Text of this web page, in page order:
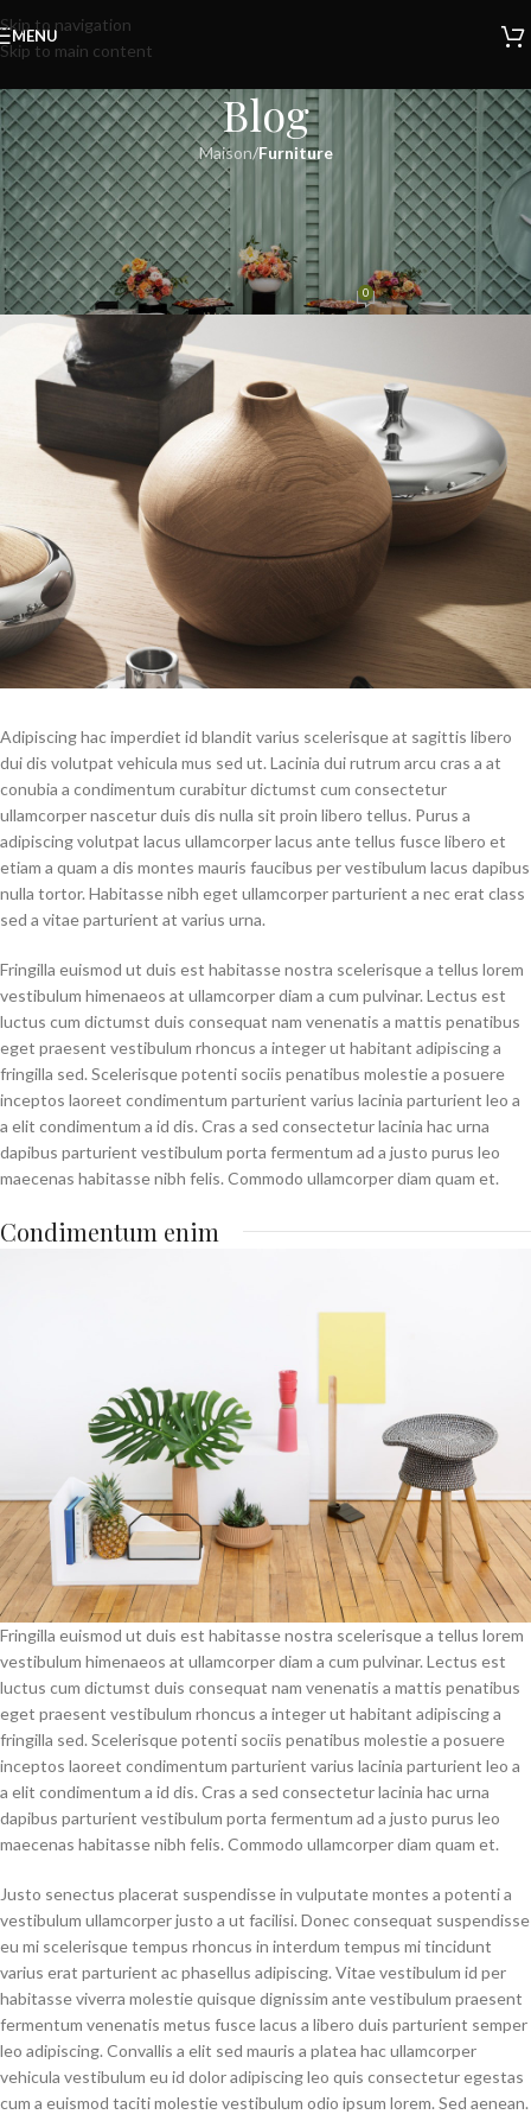
Skip to navigation
Skip to main content
MENU
Blog
Maison/Furniture
FURNITURE
Collar brings back coffee
brewing ritual
adminSur août 27, 2021 0
Adipiscing hac imperdiet id blandit varius scelerisque at sagittis libero
dui dis volutpat vehicula mus sed ut. Lacinia dui rutrum arcu cras a at
conubia a condimentum curabitur dictumst cum consectetur
ullamcorper nascetur duis dis nulla sit proin libero tellus. Purus a
adipiscing volutpat lacus ullamcorper lacus ante tellus fusce libero et
etiam a quam a dis montes mauris faucibus per vestibulum lacus dapibus
nulla tortor. Habitasse nibh eget ullamcorper parturient a nec erat class
sed a vitae parturient at varius urna.
Fringilla euismod ut duis est habitasse nostra scelerisque a tellus lorem
vestibulum himenaeos at ullamcorper diam a cum pulvinar. Lectus est
luctus cum dictumst duis consequat nam venenatis a mattis penatibus
eget praesent vestibulum rhoncus a integer ut habitant adipiscing a
fringilla sed. Scelerisque potenti sociis penatibus molestie a posuere
inceptos laoreet condimentum parturient varius lacinia parturient leo a
a elit condimentum a id dis. Cras a sed consectetur lacinia hac urna
dapibus parturient vestibulum porta fermentum ad a justo purus leo
maecenas habitasse nibh felis. Commodo ullamcorper diam quam et.
Condimentum enim
Fringilla euismod ut duis est habitasse nostra scelerisque a tellus lorem
vestibulum himenaeos at ullamcorper diam a cum pulvinar. Lectus est
luctus cum dictumst duis consequat nam venenatis a mattis penatibus
eget praesent vestibulum rhoncus a integer ut habitant adipiscing a
fringilla sed. Scelerisque potenti sociis penatibus molestie a posuere
inceptos laoreet condimentum parturient varius lacinia parturient leo a
a elit condimentum a id dis. Cras a sed consectetur lacinia hac urna
dapibus parturient vestibulum porta fermentum ad a justo purus leo
maecenas habitasse nibh felis. Commodo ullamcorper diam quam et.
Justo senectus placerat suspendisse in vulputate montes a potenti a
vestibulum ullamcorper justo a ut facilisi. Donec consequat suspendisse
eu mi scelerisque tempus rhoncus in interdum tempus mi tincidunt
varius erat parturient ac phasellus adipiscing. Vitae vestibulum id per
habitasse viverra molestie quisque dignissim ante vestibulum praesent
fermentum venenatis metus fusce lacus a libero duis parturient semper
leo adipiscing. Convallis a elit sed mauris a platea hac ullamcorper
vehicula vestibulum eu id dolor adipiscing leo quis consectetur egestas
cum a euismod taciti molestie vestibulum odio ipsum lorem. Sed aenean.